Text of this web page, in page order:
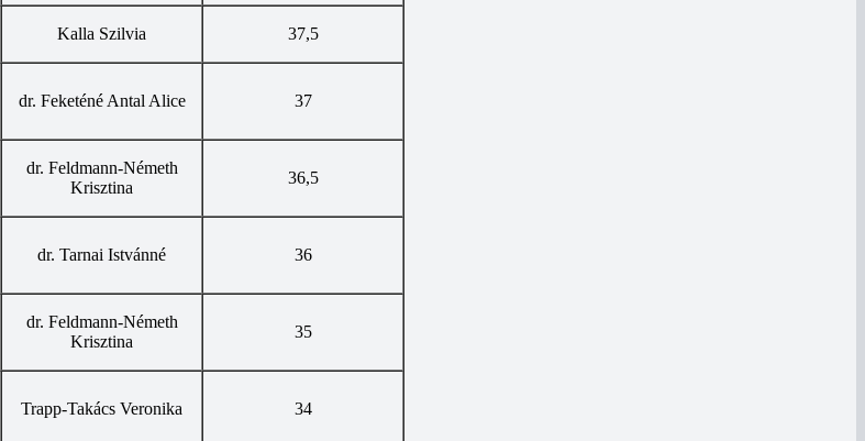
Kalla Szilvia 37,5
dr. Feketéné Antal Alice 37
dr. Feldmann-Németh
Krisztina
36,5
dr. Tarnai Istvánné 36
dr. Feldmann-Németh
Krisztina
35
Trapp-Takács Veronika 34